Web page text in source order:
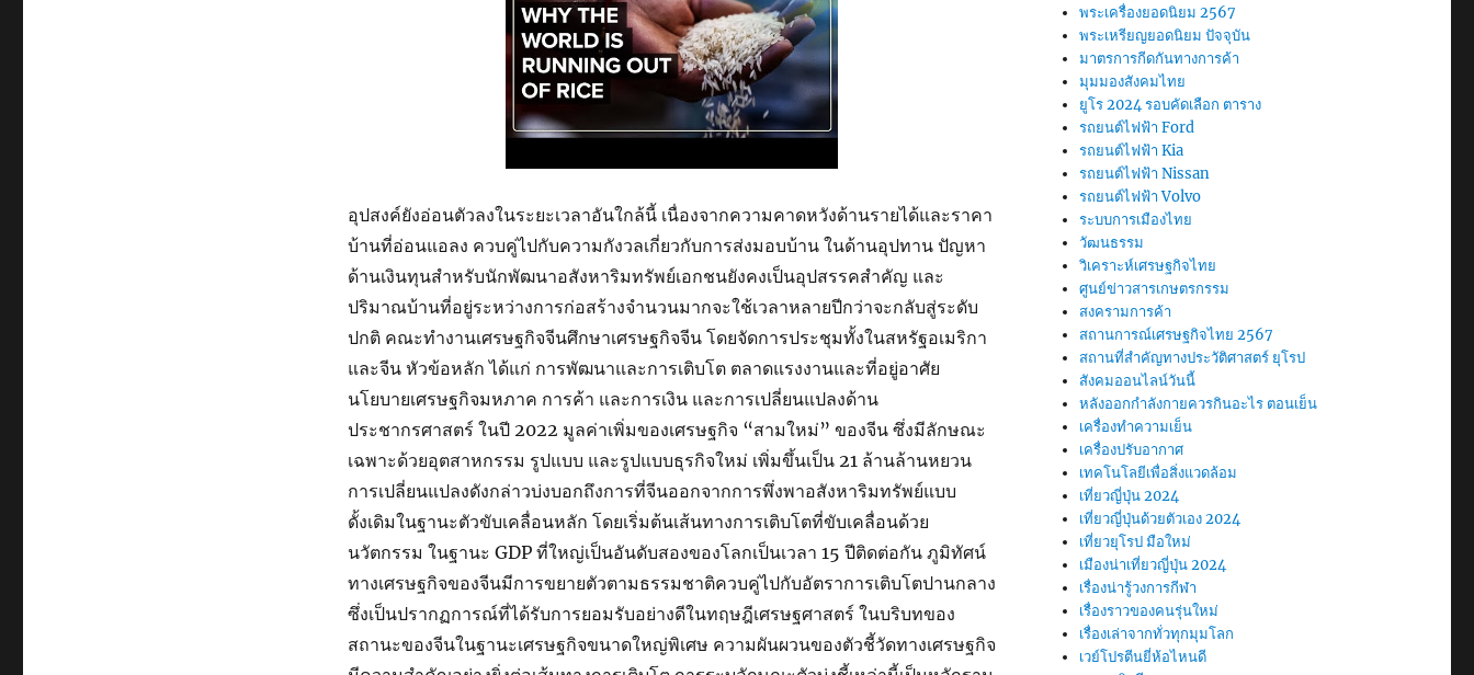
อุปสงค์ยังอ่อนตัวลงในระยะเวลาอันใกล้นี้ เนื่องจากความคาดหวังด้านรายได้และราคา
บ้านที่อ่อนแอลง ควบคู่ไปกับความกังวลเกี่ยวกับการส่งมอบบ้าน ในด้านอุปทาน ปัญหา
ด้านเงินทุนสำหรับนักพัฒนาอสังหาริมทรัพย์เอกชนยังคงเป็นอุปสรรคสำคัญ และ
ปริมาณบ้านที่อยู่ระหว่างการก่อสร้างจำนวนมากจะใช้เวลาหลายปีกว่าจะกลับสู่ระดับ
ปกติ คณะทำงานเศรษฐกิจจีนศึกษาเศรษฐกิจจีน โดยจัดการประชุมทั้งในสหรัฐอเมริกา
และจีน หัวข้อหลัก ได้แก่ การพัฒนาและการเติบโต ตลาดแรงงานและที่อยู่อาศัย
นโยบายเศรษฐกิจมหภาค การค้า และการเงิน และการเปลี่ยนแปลงด้าน
ประชากรศาสตร์ ในปี 2022 มูลค่าเพิ่มของเศรษฐกิจ “สามใหม่” ของจีน ซึ่งมีลักษณะ
เฉพาะด้วยอุตสาหกรรม รูปแบบ และรูปแบบธุรกิจใหม่ เพิ่มขึ้นเป็น 21 ล้านล้านหยวน
การเปลี่ยนแปลงดังกล่าวบ่งบอกถึงการที่จีนออกจากการพึ่งพาอสังหาริมทรัพย์แบบ
ดั้งเดิมในฐานะตัวขับเคลื่อนหลัก โดยเริ่มต้นเส้นทางการเติบโตที่ขับเคลื่อนด้วย
นวัตกรรม ในฐานะ GDP ที่ใหญ่เป็นอันดับสองของโลกเป็นเวลา 15 ปีติดต่อกัน ภูมิทัศน์
ทางเศรษฐกิจของจีนมีการขยายตัวตามธรรมชาติควบคู่ไปกับอัตราการเติบโตปานกลาง
ซึ่งเป็นปรากฏการณ์ที่ได้รับการยอมรับอย่างดีในทฤษฎีเศรษฐศาสตร์ ในบริบทของ
สถานะของจีนในฐานะเศรษฐกิจขนาดใหญ่พิเศษ ความผันผวนของตัวชี้วัดทางเศรษฐกิจ
พระเครื่องยอดนิยม 2567
พระเหรียญยอดนิยม ปัจจุบัน
มาตรการกีดกันทางการค้า
มุมมองสังคมไทย
ยูโร 2024 รอบคัดเลือก ตาราง
รถยนต์ไฟฟ้า Ford
รถยนต์ไฟฟ้า Kia
รถยนต์ไฟฟ้า Nissan
รถยนต์ไฟฟ้า Volvo
ระบบการเมืองไทย
วัฒนธรรม
วิเคราะห์เศรษฐกิจไทย
ศูนย์ข่าวสารเกษตรกรรม
สงครามการค้า
สถานการณ์เศรษฐกิจไทย 2567
สถานที่สําคัญทางประวัติศาสตร์ ยุโรป
สังคมออนไลน์วันนี้
หลังออกกําลังกายควรกินอะไร ตอนเย็น
เครื่องทำความเย็น
เครื่องปรับอากาศ
เทคโนโลยีเพื่อสิ่งแวดล้อม
เที่ยวญี่ปุ่น 2024
เที่ยวญี่ปุ่นด้วยตัวเอง 2024
เที่ยวยุโรป มือใหม่
เมืองน่าเที่ยวญี่ปุ่น 2024
เรื่องน่ารู้วงการกีฬา
เรื่องราวของคนรุ่นใหม่
เรื่องเล่าจากทั่วทุกมุมโลก
เวย์โปรตีนยี่ห้อไหนดี